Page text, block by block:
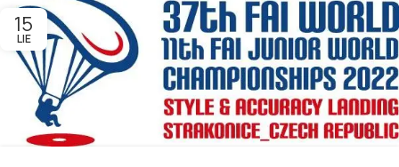
15
LIE